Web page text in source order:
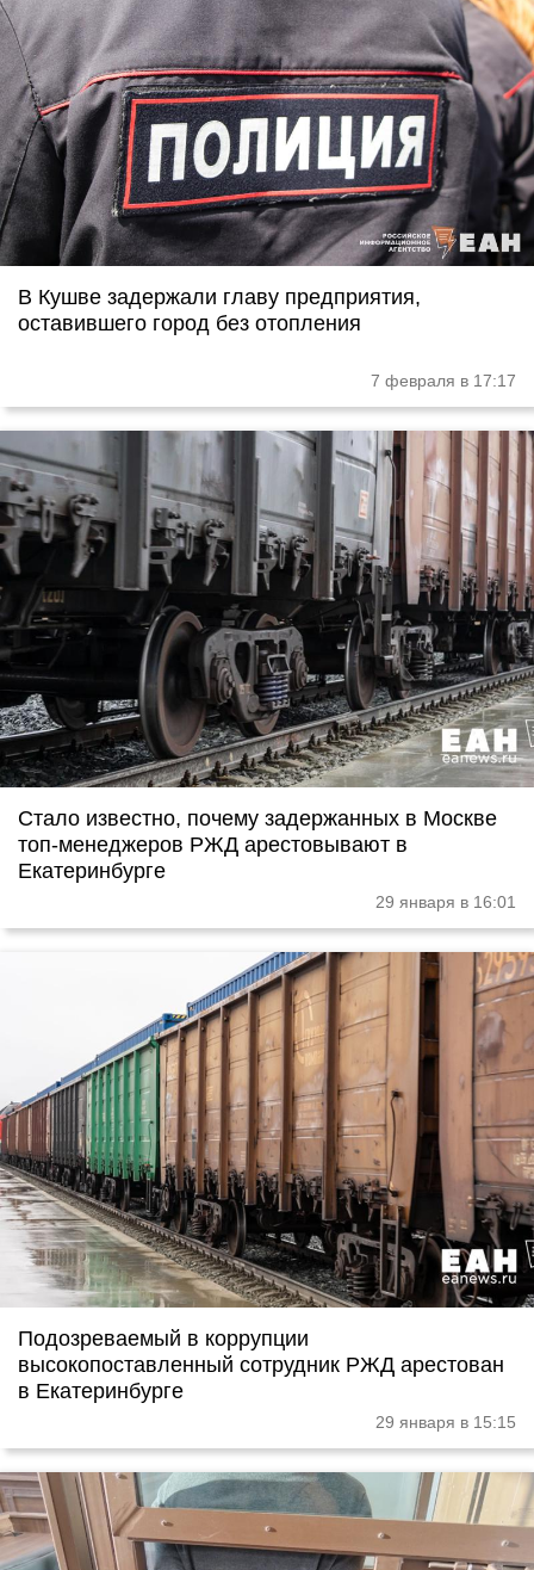
В Кушве задержали главу предприятия,
оставившего город без отопления
7 февраля в 17:17
Стало известно, почему задержанных в Москве
топ-менеджеров РЖД арестовывают в
Екатеринбурге
29 января в 16:01
Подозреваемый в коррупции
высокопоставленный сотрудник РЖД арестован
в Екатеринбурге
29 января в 15:15